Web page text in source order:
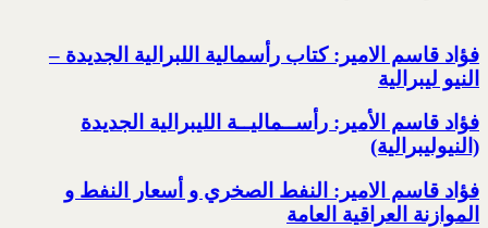
فؤاد قاسم الامير: كتاب رأسمالية اللبرالية الجديدة –
النيو ليبرالية
فؤاد قاسم الأمير: رأســماليــة الليبرالية الجديدة
(النيوليبرالية)
فؤاد قاسم الامير: النفط الصخري و أسعار النفط و
الموازنة العراقية العامة